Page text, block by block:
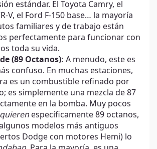
estándar. El Toyota Camry, el
V, el Ford F-150 base… la mayoría
familiares y de trabajo están
perfectamente para funcionar con
toda su vida.
(89 Octanos): A menudo, este es
confuso. En muchas estaciones,
es un combustible refinado por
es simplemente una mezcla de 87
en la bomba. Muy pocos
específicamente 89 octanos,
modelos más antiguos
Dodge con motores Hemi) lo